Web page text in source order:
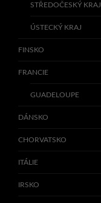
STŘEDOČESKÝ KRAJ
ÚSTECKÝ KRAJ
FINSKO
FRANCIE
GUADELOUPE
DÁNSKO
CHORVATSKO
ITÁLIE
IRSKO